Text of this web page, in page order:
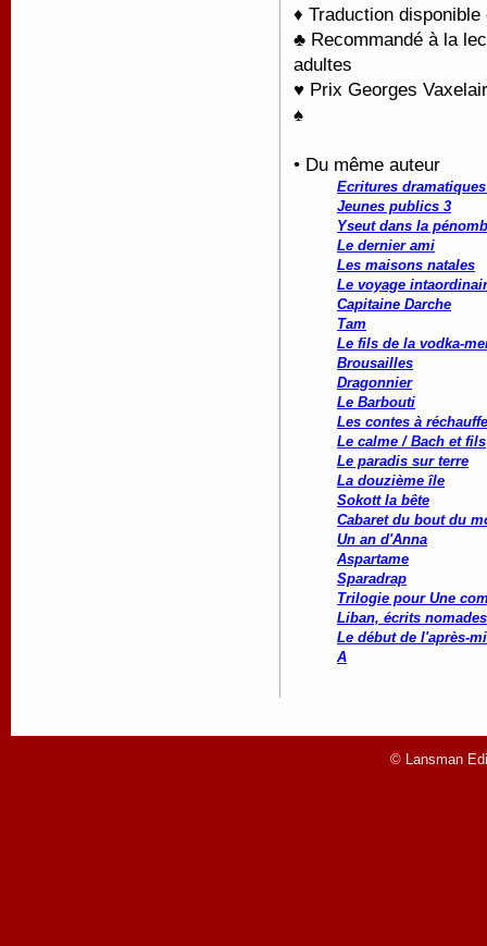
♦ Traduction
♣ Recommandé à la
adultes
♥ Prix Georges
♠
• Du même auteur
Ecritures
Jeunes publics 3
Yseut dans la
Le dernier ami
Les maisons natales
Le voyage
Capitaine Darche
Tam
Le fils de la vodka-
Brousailles
Dragonnier
Le Barbouti
Les contes à
Le calme / Bach et fils
Le paradis sur terre
La douzième île
Sokott la bête
Cabaret du bout du
Un an d'Anna
Aspartame
Sparadrap
Trilogie pour Une
Liban, écrits
Le début de l'après-
A
© Lansman